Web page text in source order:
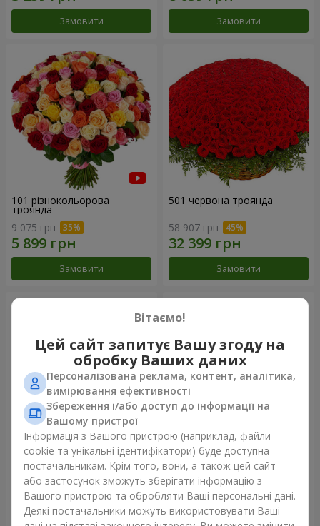
Замовити Замовити
101 різнокольорова
троянда
9 075 грн
Замовити
501 червона троянда
58 907 грн
Замовити
Композиція "Ти + Я"
54 718 грн
Замовити
101 біла троянда
7 374 грн
Замовити
Вітаємо!
Цей сайт запитує Вашу згоду на
обробку Ваших даних
Персоналізована реклама, контент, аналітика,
вимірювання ефективності
Збереження і/або доступ до інформації на
Вашому пристрої
Інформація з Вашого пристрою (наприклад, файли
cookie та унікальні ідентифікатори) буде доступна
постачальникам. Крім того, вони, а також цей сайт
або застосунок зможуть зберігати інформацію з
Вашого пристрою та обробляти Ваші персональні дані.
Деякі постачальники можуть використовувати Ваші